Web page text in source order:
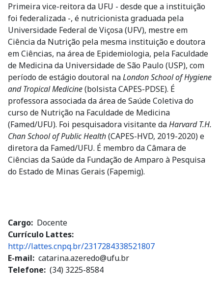
Primeira vice-reitora da UFU - desde que a instituição
foi federalizada -, é nutricionista graduada pela
Universidade Federal de Viçosa (UFV), mestre em
Ciência da Nutrição pela mesma instituição e doutora
em Ciências, na área de Epidemiologia, pela Faculdade
de Medicina da Universidade de São Paulo (USP), com
período de estágio doutoral naLondon School of Hygiene
and Tropical Medicine(bolsista CAPES-PDSE). É
professora associada da área de Saúde Coletiva do
curso de Nutrição na Faculdade de Medicina
(Famed/UFU). Foi pesquisadora visitante daHarvard T.H.
Chan School of Public Health(CAPES-HVD, 2019-2020) e
diretora da Famed/UFU. É membro da Câmara de
Ciências da Saúde da Fundação de Amparo à Pesquisa
do Estado de Minas Gerais (Fapemig).
Cargo Docente
Currículo Lattes:
http://lattes.cnpq.br/2317284338521807
E-mail catarina.azeredo@ufu.br
Telefone (34) 3225-8584